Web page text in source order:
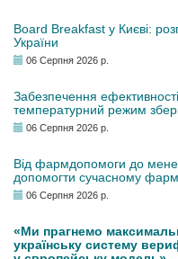
Board Breakfast у Києві:
України
06 Серпня 2026 р.
Забезпечення
температурний режим
06 Серпня 2026 р.
Від фармдопомоги до
допомогти сучасному
06 Серпня 2026 р.
«Ми прагнемо
українську систему